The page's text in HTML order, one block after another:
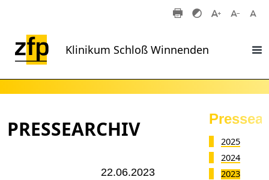
Klinikum Schloß Winnenden
PRESSEARCHIV
22.06.2023
2025
2024
2023